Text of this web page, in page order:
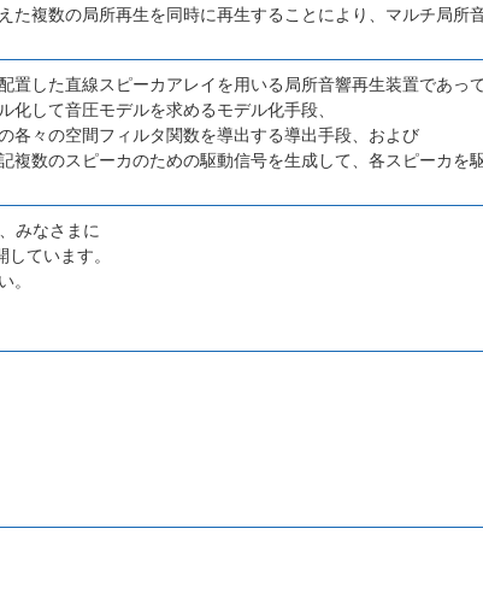
た複数の局所再生を同時に再生することにより、マルチ局所
した直線スピーカアレイを用いる局所音響再生装置であって
して音圧モデルを求めるモデル化手段、
各々の空間フィルタ関数を導出する導出手段、および
複数のスピーカのための駆動信号を生成して、各スピーカを
みなさまに
ています。
。